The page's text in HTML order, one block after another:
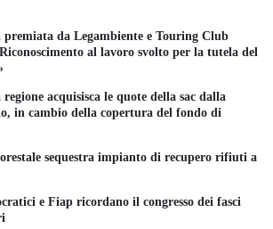
da Legambiente e Touring Club
al lavoro svolto per la tutela del
acquisisca le quote della sac dalla
in cambio della copertura del fondo di
sequestra impianto di recupero rifiuti a
e Fiap ricordano il congresso dei fasci